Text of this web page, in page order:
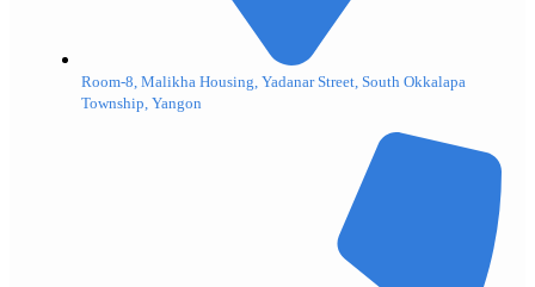
Room-8, Malikha Housing, Yadanar Street, South Okkalapa
Township, Yangon